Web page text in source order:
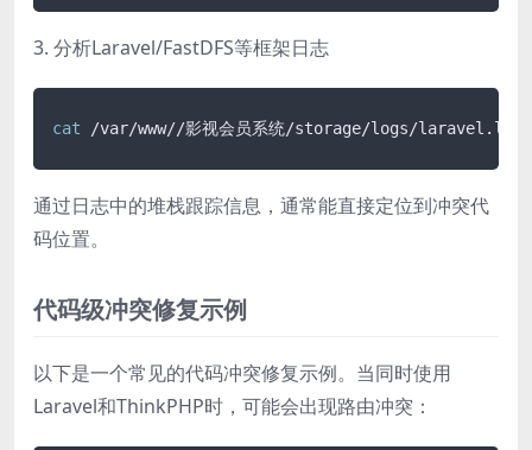
3. 分析Laravel/FastDFS等框架日志
cat /var/www//影视会员系统/storage/logs/
通过日志中的堆栈跟踪信息，通常能直接定位到冲突代
码位置。
代码级冲突修复示例
以下是一个常见的代码冲突修复示例。当同时使用
Laravel和ThinkPHP时，可能会出现路由冲突：